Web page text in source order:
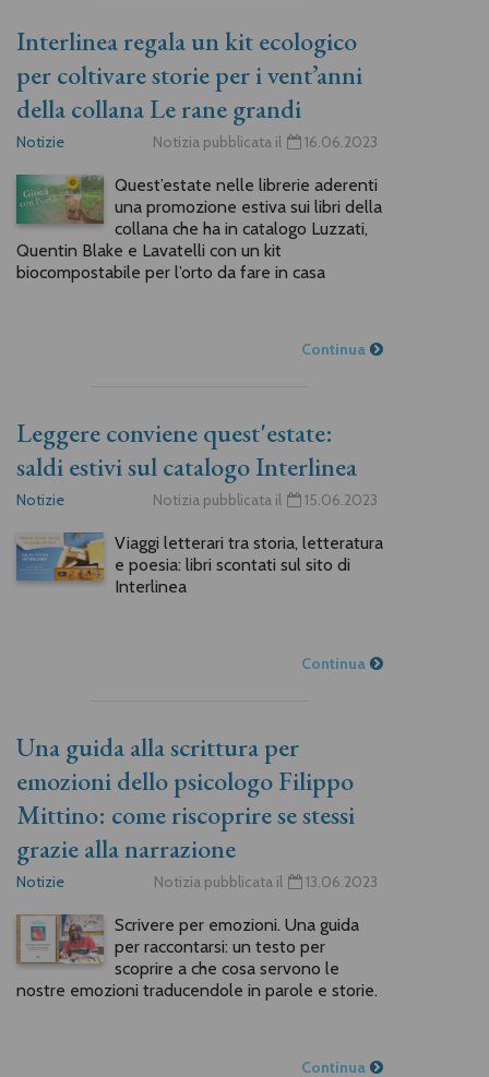
Interlinea regala un kit ecologico
per coltivare storie per i vent’anni
della collana Le rane grandi
Notizie Notizia pubblicata il 16.06.2023
Quest’estate nelle librerie aderenti
una promozione estiva sui libri della
collana che ha in catalogo Luzzati,
Quentin Blake e Lavatelli con un kit
biocompostabile per l’orto da fare in casa
Continua
Leggere conviene quest'estate:
saldi estivi sul catalogo Interlinea
Notizie Notizia pubblicata il 15.06.2023
Viaggi letterari tra storia, letteratura
e poesia: libri scontati sul sito di
Interlinea
Continua
Una guida alla scrittura per
emozioni dello psicologo Filippo
Mittino: come riscoprire se stessi
grazie alla narrazione
Notizie Notizia pubblicata il 13.06.2023
Scrivere per emozioni. Una guida
per raccontarsi: un testo per
scoprire a che cosa servono le
nostre emozioni traducendole in parole e storie.
Continua